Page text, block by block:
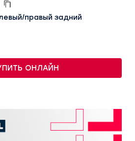
правый задний
ОНЛАЙН